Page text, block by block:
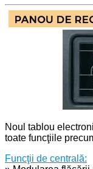
Noul tablou
toate funcţiile
Funcţii de centrală: